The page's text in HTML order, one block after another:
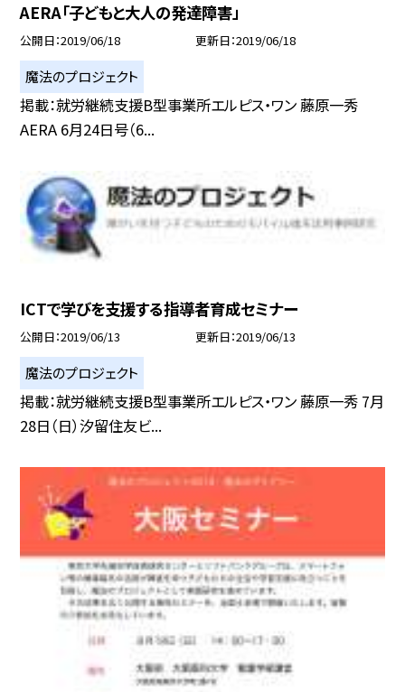
AERA「子どもと大人の発達障害」
公開日 2019/06/18 更新日 2019/06/18
魔法のプロジェクト
掲載：就労継続支援B型事業所エルピス・ワン 藤原一秀
AERA 6月24日号（6...
ICTで学びを支援する指導者育成セミナー
公開日 2019/06/13 更新日 2019/06/13
魔法のプロジェクト
掲載：就労継続支援B型事業所エルピス・ワン 藤原一秀 7月
28日（日）汐留住友ビ...